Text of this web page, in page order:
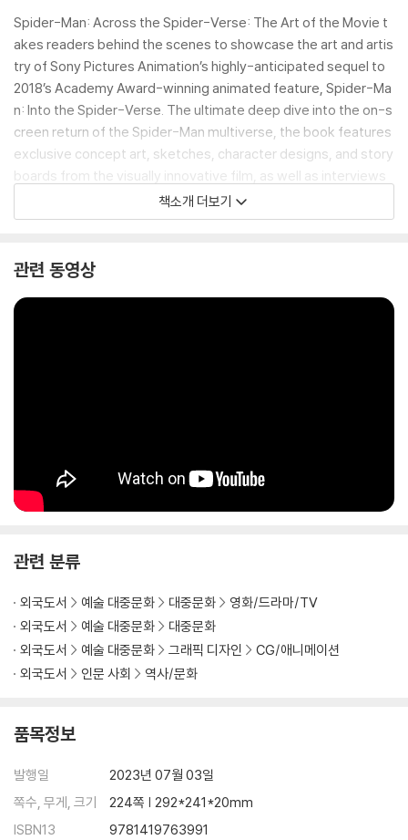
Spider-Man: Across the Spider-Verse: The Art of the Movie t
akes readers behind the scenes to showcase the art and artis
try of Sony Pictures Animation’s highly-anticipated sequel to
2018’s Academy Award-winning animated feature, Spider-Ma
n: Into the Spider-Verse. The ultimate deep dive into the on-s
creen return of the Spider-Man multiverse, the book features
exclusive concept art, sketches, character designs, and story
boards from the visually innovative film, as well as interviews
with key creators such as writers/producers Phil Lord and Chri
stopher Miller, who offer insights into their creative process.
책소개 더보기
관련 동영상
관련 분류
외국도서 예술 대중문화 대중문화
영화/드라마/TV
외국도서
예술 대중문화
대중문화
외국도서
예술 대중문화 그래픽 디자인
CG/애니메이션
외국도서
인문 사회 역사/문화
품목정보
발행일
2023년 07월 03일
쪽수, 무게, 크기
224쪽 | 292*241*20mm
ISBN13
9781419763991